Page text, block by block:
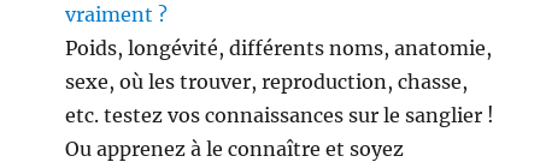
vraiment ?
Poids, longévité, différents noms, anatomie,
sexe, où les trouver, reproduction, chasse,
etc. testez vos connaissances sur le sanglier !
Ou apprenez à le connaître et soyez